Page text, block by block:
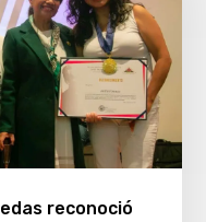
reconoció